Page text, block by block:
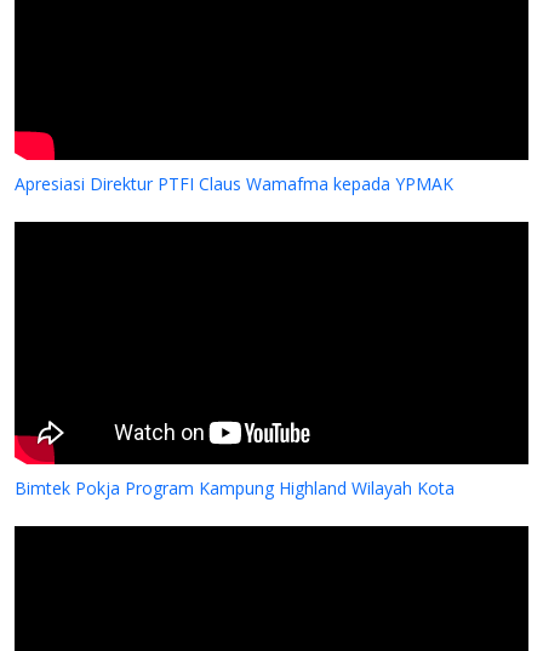
Apresiasi Direktur PTFI Claus Wamafma kepada YPMAK
Bimtek Pokja Program Kampung Highland Wilayah Kota